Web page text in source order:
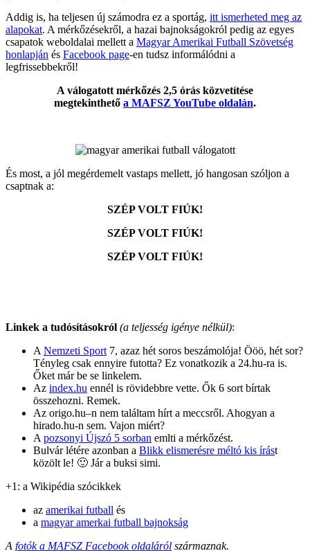
Addig is, ha teljesen új számodra ez a sportág, itt ismerheted meg az
alapokat. A mérkőzésekről, a hazai bajnokságokról pedig az egyes
csapatok weboldalai mellett a Magyar Amerikai Futball Szövetség
honlapján és Facebook page-en tudsz informálódni a
legfrissebbekről!
A válogatott mérkőzés 2,5 órás közvetítése
megtekinthető a MAFSZ YouTube oldalán.
És most, a jól megérdemelt vastaps mellett, jó hangosan szóljon a
csaptnak a:
SZÉP VOLT FIÚK!
SZÉP VOLT FIÚK!
SZÉP VOLT FIÚK!
Linkek a tudósításokról (a teljesség igénye nélkül):
A Nemzeti Sport 7, azaz hét soros beszámolója! Ööö, hét sor?
Tényleg csak ennyire futotta? Ez vonatkozik a 24.hu-ra is.
Őket már be se linkelem.
Az index.hu ennél is rövidebbre vette. Ők 6 sort bírtak
összehozni. Remek.
Az origo.hu–n nem találtam hírt a meccsről. Ahogyan a
hirado.hu-n sem. Vajon miért?
A pozsonyi Újszó 5 sorban emlti a mérkőzést.
Bulvár létére azonban a Blikk elismerésre méltó kis írást
közölt le! 🙂 Jár a buksi simi.
+1: a Wikipédia szócikkek
az amerikai futball és
a magyar amerkai futball bajnokság
A fotók a MAFSZ Facebook oldaláról származnak.